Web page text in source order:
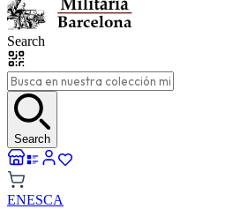
Search
Search
ENESCA